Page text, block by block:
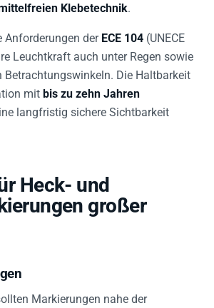
Klebetechnik.
Anforderungen der ECE 104 (UNECE
Leuchtkraft auch unter Regen sowie
Betrachtungswinkeln. Die Haltbarkeit
mit bis zu zehn Jahren
langfristig sichere Sichtbarkeit
Heck- und
großer
Markierungen nahe der